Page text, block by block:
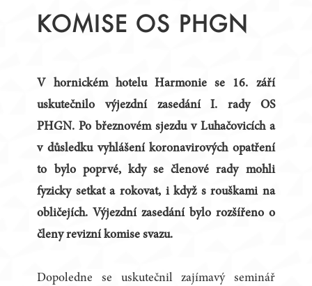
KOMISE OS PHGN
V hornickém hotelu Harmonie se 16. září
uskutečnilo výjezdní zasedání I. rady OS
PHGN. Po březnovém sjezdu v Luhačovicích a
v důsledku vyhlášení koronavirových opatření
to bylo poprvé, kdy se členové rady mohli
fyzicky setkat a rokovat, i když s rouškami na
obličejích. Výjezdní zasedání bylo rozšířeno o
členy revizní komise svazu.
Dopoledne se uskutečnil zajímavý seminář